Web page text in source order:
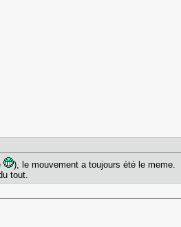
), le mouvement a toujours été le meme.
tout.